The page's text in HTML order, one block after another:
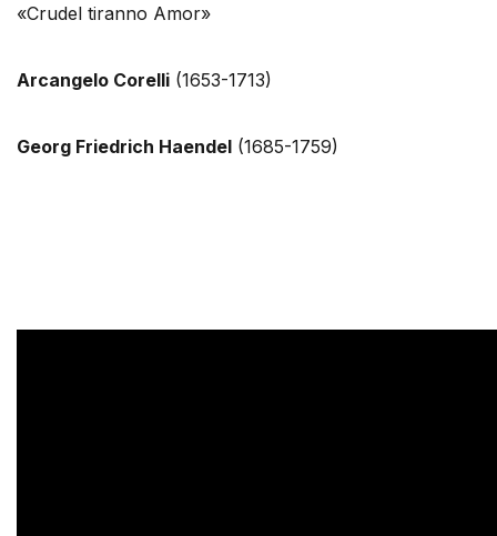
«Crudel tiranno Amor»
Arcangelo Corelli (1653-1713)
Georg Friedrich Haendel (1685-1759)